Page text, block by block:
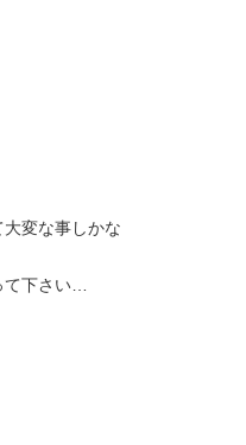
変な事しかな
て下さい…